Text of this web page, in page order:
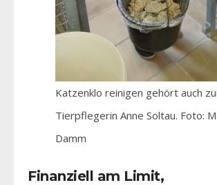
Katzenklo reinigen gehört auch
Tierpflegerin Anne Soltau. Foto:
Damm
Finanziell am Limit,